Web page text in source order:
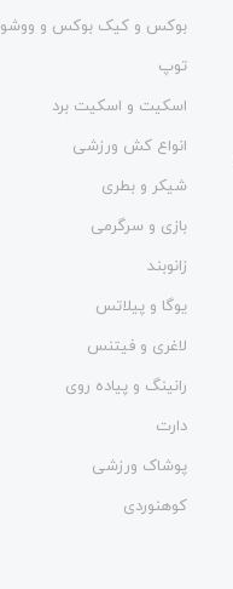
بوکس و کیک بوکس و ووشو
توپ
اسکیت و اسکیت برد
انواع کش ورزشی
شیکر و بطری
بازی و سرگرمی
زانوبند
یوگا و پیلاتس
لاغری و فیتنس
رانینگ و پیاده روی
دارت
پوشاک ورزشی
کوهنوردی